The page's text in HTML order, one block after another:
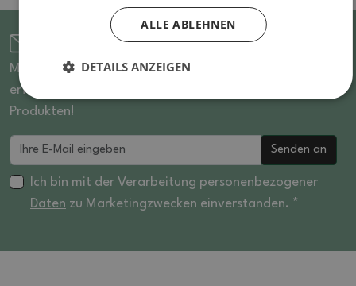
Für den Newsletter anmelden
Melden Sie sich für unseren Newsletter an und Sie
erfahren als Erster von reduzierten Artikeln und neuen
Produkten!
Senden an
Ich bin mit der Verarbeitung personenbezogener
Daten zu Marketingzwecken einverstanden. *
ALLE ABLEHNEN
DETAILS ANZEIGEN